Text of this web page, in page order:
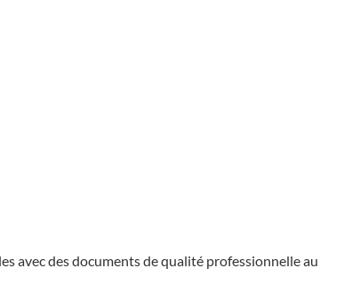
avec des documents de qualité professionnelle au